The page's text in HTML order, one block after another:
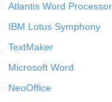
Atlantis Word Processor
IBM Lotus Symphony
TextMaker
Microsoft Word
NeoOffice